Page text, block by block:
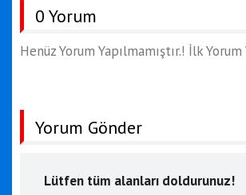
0 Yorum
Henüz Yorum Yapılmamıştır.! İlk
Yorum Gönder
Lütfen tüm alanları doldurunuz!